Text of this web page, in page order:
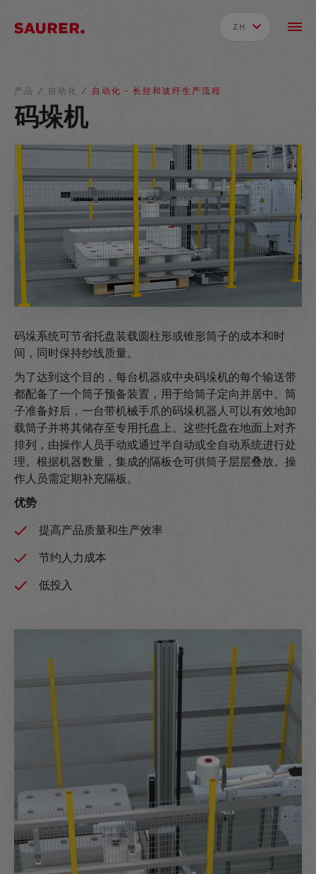
ZH
产品 / 自动化 / 自动化 - 长丝和玻纤生产流程
码垛机
码垛系统可节省托盘装载圆柱形或锥形筒子的成本和时
间，同时保持纱线质量。
为了达到这个目的，每台机器或中央码垛机的每个输送带
都配备了一个筒子预备装置，用于给筒子定向并居中。筒
子准备好后，一台带机械手爪的码垛机器人可以有效地卸
载筒子并将其储存至专用托盘上。这些托盘在地面上对齐
排列，由操作人员手动或通过半自动或全自动系统进行处
理。根据机器数量，集成的隔板仓可供筒子层层叠放。操
作人员需定期补充隔板。
优势
提高产品质量和生产效率
节约人力成本
低投入